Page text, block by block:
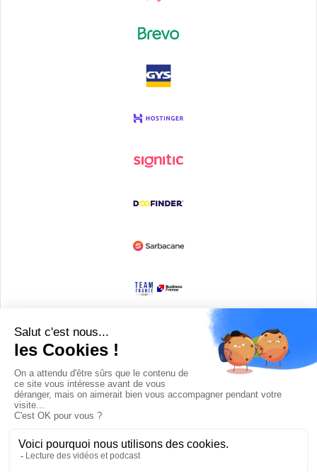
Devenir partenaire
© Copyright 2008 / 2026,DECODE MEDIA, The Innovation Media
Company.All Rights Reserved